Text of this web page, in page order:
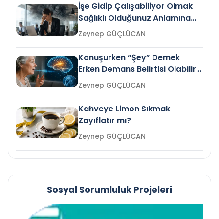
İşe Gidip Çalışabiliyor Olmak
Sağlıklı Olduğunuz Anlamına
Gelir mi?Zeynep GÜÇLÜCAN
Konuşurken “Şey” Demek
Erken Demans Belirtisi Olabilir
mi?
Zeynep GÜÇLÜCAN
Kahveye Limon Sıkmak
Zayıflatır mı?
Zeynep GÜÇLÜCAN
Sosyal Sorumluluk Projeleri